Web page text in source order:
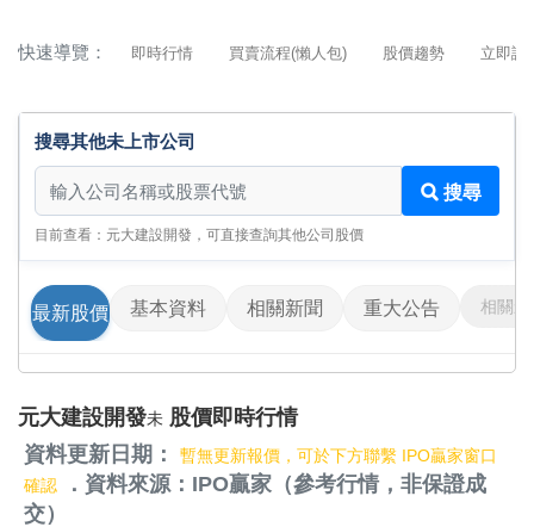
快速導覽： 即時行情 買賣流程(懶人包) 股價趨勢 立即詢
搜尋其他未上市公司
搜尋其他未上市公司
搜尋
目前查看：元大建設開發，可直接查詢其他公司股價
最新股價 基本資料 相關新聞 重大公告 相關影
元大建設開發未 股價即時行情
資料更新日期：
暫無更新報價，可於下方聯繫 IPO贏家窗口
確認
．資料來源：IPO贏家（參考行情，非保證成
交）